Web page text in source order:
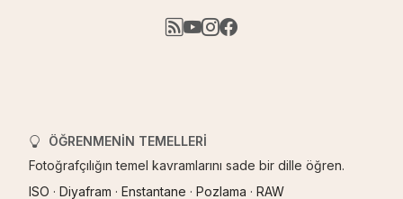
ÖĞRENMENIN TEMELLERI
Fotoğrafçılığın temel kavramlarını sade bir dille öğren.
ISO · Diyafram · Enstantane · Pozlama · RAW